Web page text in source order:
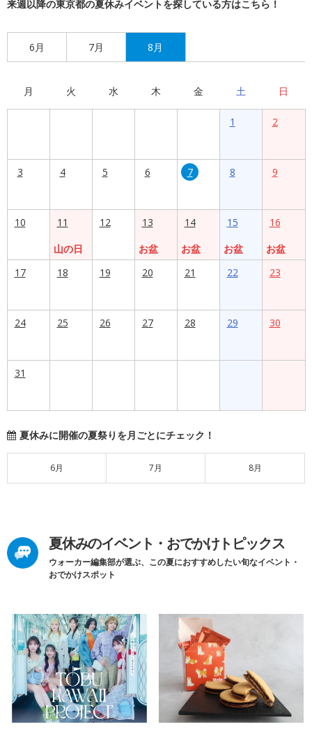
来週以降の東京都の夏休みイベントを探している方はこちら！
6月 7月 8月
月 火 水 木 金 土 日
1 2
3 4 5 6 7 8 9
10
11
山の日
12
13
お盆
14
お盆
15
お盆
16
お盆
17
18 19 20 21 22 23
24 25 26 27 28 29 30
31
夏休みに開催の夏祭りを月ごとにチェック！
6月 7月 8月
夏休みのイベント・おでかけトピックス
ウォーカー編集部が選ぶ、この夏におすすめしたい旬なイベント・
おでかけスポット